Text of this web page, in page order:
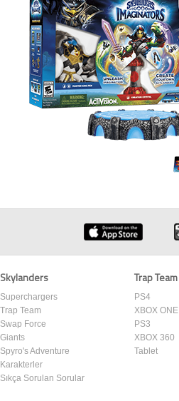
Skylanders
Superchargers
Trap Team
Swap Force
Giants
Spyro's Adventure
Karakterler
Sıkça Sorulan Sorular
Trap Team
PS4
XBOX ONE
PS3
XBOX 360
Tablet